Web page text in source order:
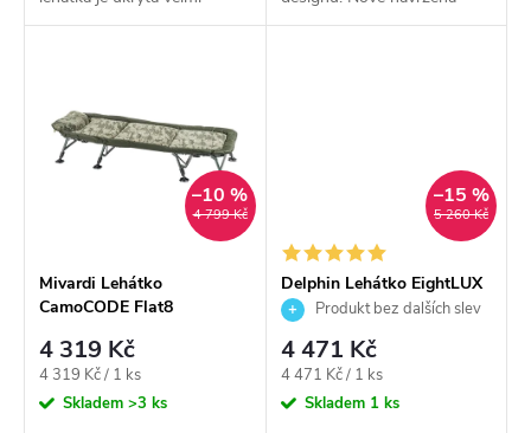
odolná samonafukovací
zvětšená matrace je
4 799 Kč
–10 %
Mivardi Lehátko
CamoCODE Flat8
4 319 Kč
Měrná
cena:
4 319 Kč / 1 ks
Skladem >3 ks
5 260 Kč
–15 %
Delphin Lehátko EightLUX
8 C2GProdukt bez dalších slev
4 471 Kč
Měrná
cena:
4 471 Kč / 1 ks
Skladem 1 ks